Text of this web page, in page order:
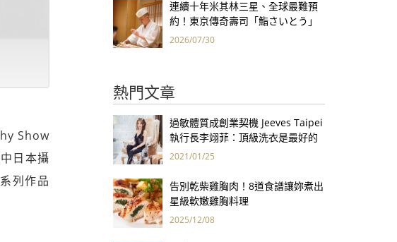
Show
日本攝
列作品
連續十年米其林三星、全球最難預
約！東京傳奇壽司「鮨さいとう」
為何破例首度來台？
2026/07/30
熱門文章
過敏體質成創業契機 Jeeves Taipei
執行長李翊菲：頂級洗衣是最好的
健康保險！
2021/01/25
告別乾柴雞胸肉！8道食譜讓妳煮出
星級軟嫩雞胸料理
2025/12/08